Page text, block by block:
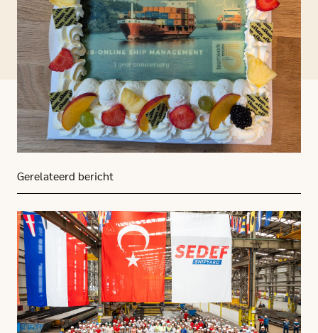
Gerelateerd bericht
Click here to go to this article